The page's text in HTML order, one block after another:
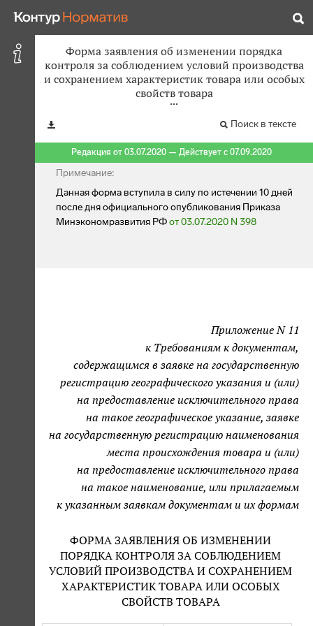
Форма заявления об изменении порядка
контроля за соблюдением условий производства
и сохранением характеристик товара или особых
свойств товара
Поиск в тексте
Редакция от 03.07.2020 — Действует с 07.09.2020
Примечание:
Данная форма вступила в силу по истечении 10 дней
после дня официального опубликования Приказа
Минэкономразвития РФот 03.07.2020 N 398
Приложение N 11
к Требованиям к документам,
содержащимся в заявке на государственную
регистрацию географического указания и (или)
на предоставление исключительного права
на такое географическое указание, заявке
на государственную регистрацию наименования
места происхождения товара и (или)
на предоставление исключительного права
на такое наименование, или прилагаемым
к указанным заявкам документам и их формам
ФОРМА ЗАЯВЛЕНИЯ ОБ ИЗМЕНЕНИИ
ПОРЯДКА КОНТРОЛЯ ЗА СОБЛЮДЕНИЕМ
УСЛОВИЙ ПРОИЗВОДСТВА И СОХРАНЕНИЕМ
ХАРАКТЕРИСТИК ТОВАРА ИЛИ ОСОБЫХ
СВОЙСТВ ТОВАРА